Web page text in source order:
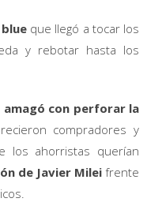
que llegó a tocar los
y rebotar hasta los
con perforar la
compradores y
los ahorristas querían
de Javier Milei frente